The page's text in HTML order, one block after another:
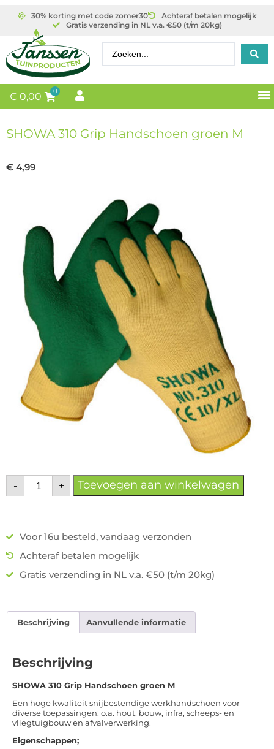
30% korting met code zomer30
Achteraf betalen mogelijk
Gratis verzending in NL v.a. €50 (t/m 20kg)
€ 0,00 0
SHOWA 310 Grip Handschoen groen M
€ 4,99
- + Toevoegen aan winkelwagen
Voor 16u besteld, vandaag verzonden
Achteraf betalen mogelijk
Gratis verzending in NL v.a. €50 (t/m 20kg)
Beschrijving Aanvullende informatie
Beschrijving
SHOWA 310 Grip Handschoen groen M
Een hoge kwaliteit snijbestendige werkhandschoen voor
diverse toepassingen: o.a. hout, bouw, infra, scheeps- en
vliegtuigbouw en afvalverwerking.
Eigenschappen;